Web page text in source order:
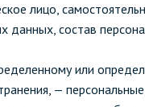
лицо,
состав
или
—